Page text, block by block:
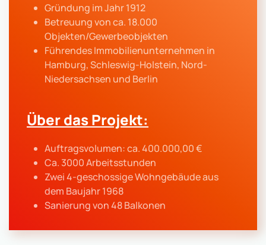
Gründung im Jahr 1912
Betreuung von ca. 18.000
Objekten/Gewerbeobjekten
Führendes Immobilienunternehmen in
Hamburg, Schleswig-Holstein, Nord-
Niedersachsen und Berlin
Über das Projekt:
Auftragsvolumen: ca. 400.000,00 €
Ca. 3000 Arbeitsstunden
Zwei 4-geschossige Wohngebäude aus
dem Baujahr 1968
Sanierung von 48 Balkonen